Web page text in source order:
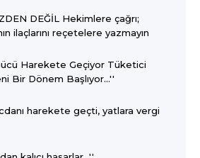
DEĞİL Hekimlere çağrı;
ilaçlarını reçetelere yazmayın
Harekete Geçiyor Tüketici
Bir Dönem Başlıyor…''
harekete geçti, yatlara vergi